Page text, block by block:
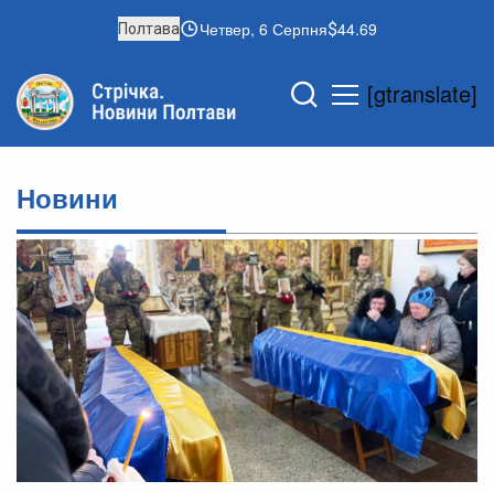
Полтава Четвер, 6 Серпня 44.69
[gtranslate]
Новини